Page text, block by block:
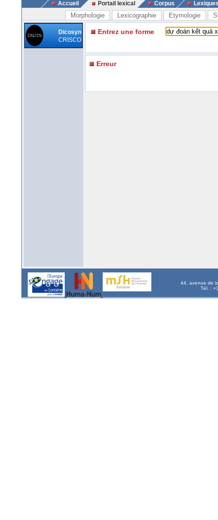
Accueil Portail lexical Corpus
Morphologie Lexicographie Etymologie
Dicosyn
CRISCO
Entrez une forme
Erreur
44, avenue de
Tél. :